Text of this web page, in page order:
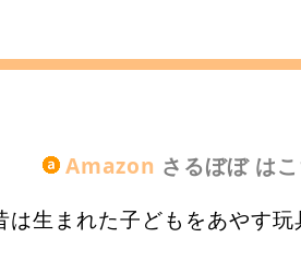
Amazon さるぼぼ は
生まれた子どもをあやす玩